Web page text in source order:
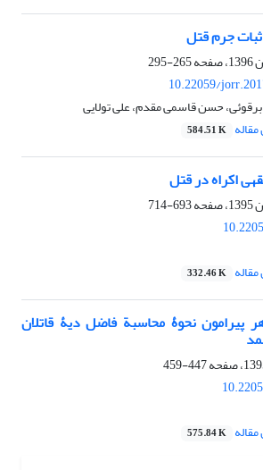
جرم قتل
265-295
10.22059/
حسن قاسمی مقدم، علی تولایی
584.51 K
اکراه در قتل
693-714
332.46 K
نحوۀ محاسبة فاضل دیۀ قاتلان
447-459
575.84 K